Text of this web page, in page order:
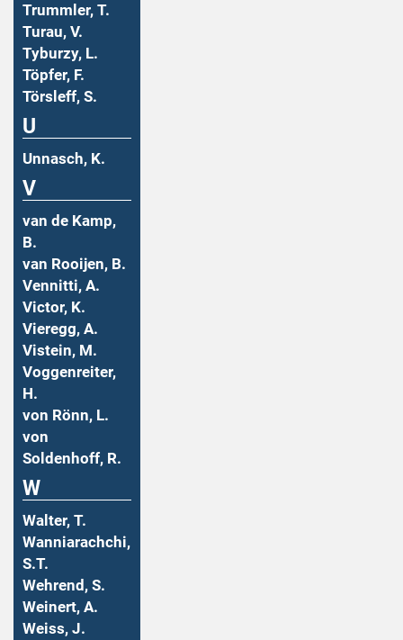
Trummler, T.
Turau, V.
Tyburzy, L.
Töpfer, F.
Törsleff, S.
U
Unnasch, K.
V
van de Kamp,
B.
van Rooijen, B.
Vennitti, A.
Victor, K.
Vieregg, A.
Vistein, M.
Voggenreiter,
H.
von Rönn, L.
von
Soldenhoff, R.
W
Walter, T.
Wanniarachchi,
S.T.
Wehrend, S.
Weinert, A.
Weiss, J.